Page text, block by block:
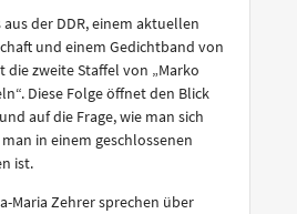
der DDR, einem aktuellen
und einem Gedichtband von
die zweite Staffel von „Marko
Diese Folge öffnet den Blick
auf die Frage, wie man sich
in einem geschlossenen
ist.
Maria Zehrer sprechen über